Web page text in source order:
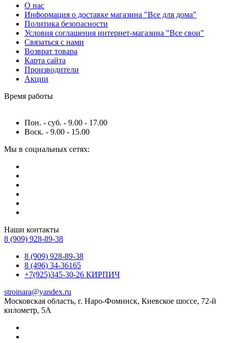
О нас
Информация о доставке магазина "Все для дома"
Политика безопасности
Условия соглашения интернет-магазина "Все свои"
Связаться с нами
Возврат товара
Карта сайта
Производители
Акции
Время работы
Пон. - суб. - 9.00 - 17.00
Воск. - 9.00 - 15.00
Мы в социальных сетях:
Наши контакты
8 (909) 928-89-38
8 (909) 928-89-38
8 (496) 34-36165
+7(925)345-30-26 КИРПИЧ
stroinara@yandex.ru
Московская область, г. Наро-Фоминск, Киевское шоссе, 72-й
километр, 5А